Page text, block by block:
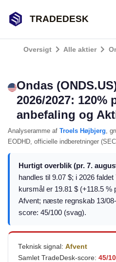
TRADEDESK
Oversigt Alle aktier
Ondas
2026/2027: 120%
anbefaling og
Analyseramme af Troels Højbjerg,
EODHD, officielle indberetninger (SEC
Hurtigt overblik (pr. 7.
handles til 9.07 $; i 2026
kursmål er 19.81 $ (+118.5 %
Afvent; næste regnskab 13/
score: 45/100 (svag).
Teknisk signal: Afvent
Samlet TradeDesk-score: 45/